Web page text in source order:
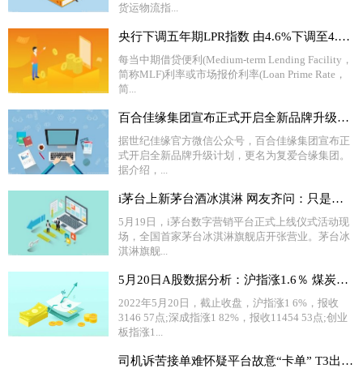
货运物流指...
央行下调五年期LPR指数 由4.6%下调至4.45%
每当中期借贷便利(Medium-term Lending Facility，
简称MLF)利率或市场报价利率(Loan Prime Rate，
简...
百合佳缘集团宣布正式开启全新品牌升级计划 更名为“复爱合缘集团”
据世纪佳缘官方微信公众号，百合佳缘集团宣布正
式开启全新品牌升级计划，更名为复爱合缘集团。
据介绍，...
i茅台上新茅台酒冰淇淋 网友齐问：只是多少度的？
5月19日，i茅台数字营销平台正式上线仪式活动现
场，全国首家茅台冰淇淋旗舰店开张营业。茅台冰
淇淋旗舰...
5月20日A股数据分析：沪指涨1.6％ 煤炭板块全天走强
2022年5月20日，截止收盘，沪指涨1 6%，报收
3146 57点;深成指涨1 82%，报收11454 53点;创业
板指涨1...
司机诉苦接单难怀疑平台故意“卡单” T3出行回应